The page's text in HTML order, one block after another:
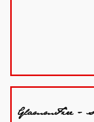
GlammFire -